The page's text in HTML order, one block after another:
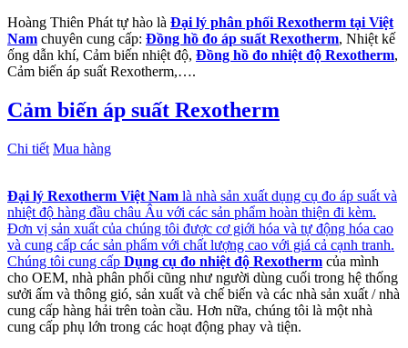
Hoàng Thiên Phát tự hào là Đại lý phân phối Rexotherm tại Việt
Nam chuyên cung cấp: Đồng hồ đo áp suất Rexotherm, Nhiệt kế
ống dẫn khí, Cảm biến nhiệt độ, Đồng hồ đo nhiệt độ Rexotherm,
Cảm biến áp suất Rexotherm,….
Cảm biến áp suất Rexotherm
Chi tiết Mua hàng
Đại lý Rexotherm Việt Nam là nhà sản xuất dụng cụ đo áp suất và
nhiệt độ hàng đầu châu Âu với các sản phẩm hoàn thiện đi kèm.
Đơn vị sản xuất của chúng tôi được cơ giới hóa và tự động hóa cao
và cung cấp các sản phẩm với chất lượng cao với giá cả cạnh tranh.
Chúng tôi cung cấp Dụng cụ đo nhiệt độ Rexotherm của mình
cho OEM, nhà phân phối cũng như người dùng cuối trong hệ thống
sưởi ấm và thông gió, sản xuất và chế biến và các nhà sản xuất / nhà
cung cấp hàng hải trên toàn cầu. Hơn nữa, chúng tôi là một nhà
cung cấp phụ lớn trong các hoạt động phay và tiện.